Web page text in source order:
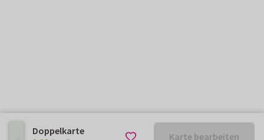
Doppelkarte
Karte bearbeiten